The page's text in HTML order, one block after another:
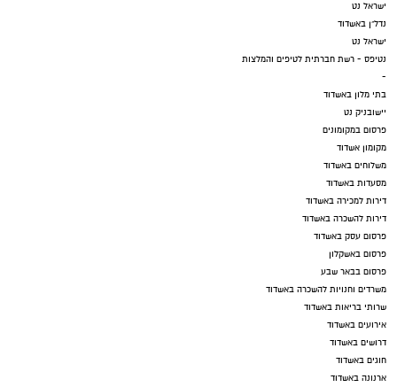
ישראל נט
נדל"ן באשדוד
ישראל נט
נטיפס - רשת חברתית לטיפים והמלצות
-
בתי מלון באשדוד
יישובניק נט
פרסום במקומונים
מקומון אשדוד
משלוחים באשדוד
מסעדות באשדוד
דירות למכירה באשדוד
דירות להשכרה באשדוד
פרסום עסק באשדוד
פרסום באשקלון
פרסום בבאר שבע
משרדים וחנויות להשכרה באשדוד
שרותי בריאות באשדוד
אירועים באשדוד
דרושים באשדוד
חוגים באשדוד
ארנונה באשדוד